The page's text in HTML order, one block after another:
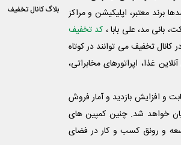
برند معتبر، اپلیکیشن و مراکز
بانی مد، علی‌ بابا ، کد تخفیف
تخفیف می توانند در کوتاه
غذا، اپراتورهای مخابراتی،
و افزایش بازدید و آمار فروش
خواهد شد. چنین کمپین های
و رونق کسب و کار در فضای
بلاگ کانال تخفیف